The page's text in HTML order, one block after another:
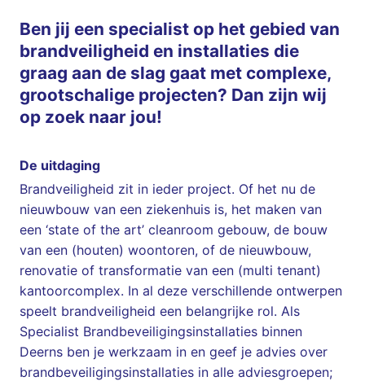
Ben jij een specialist op het gebied van
brandveiligheid en installaties die
graag aan de slag gaat met complexe,
grootschalige projecten? Dan zijn wij
op zoek naar jou!
De uitdaging
Brandveiligheid zit in ieder project. Of het nu de
nieuwbouw van een ziekenhuis is, het maken van
een ‘state of the art’ cleanroom gebouw, de bouw
van een (houten) woontoren, of de nieuwbouw,
renovatie of transformatie van een (multi tenant)
kantoorcomplex. In al deze verschillende ontwerpen
speelt brandveiligheid een belangrijke rol. Als
Specialist Brandbeveiligingsinstallaties binnen
Deerns ben je werkzaam in en geef je advies over
brandbeveiligingsinstallaties in alle adviesgroepen;